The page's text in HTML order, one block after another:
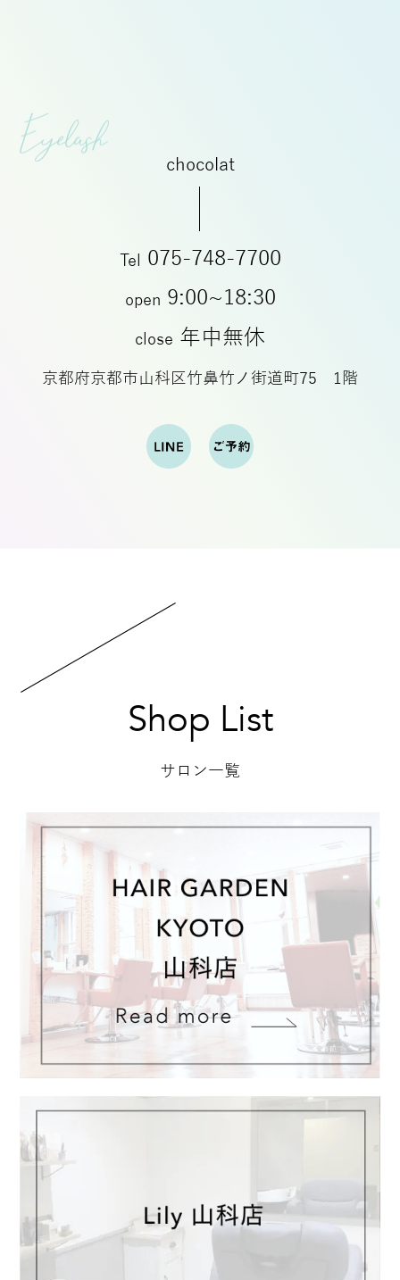
chocolat
Tel 075-748-7700
open 9:00~18:30
close 年中無休
京都府京都市山科区竹鼻竹ノ街道町75 1階
Shop List
サロン一覧